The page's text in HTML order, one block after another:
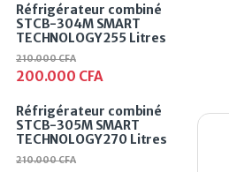
Réfrigérateur combiné
STCB-304M SMART
TECHNOLOGY 255 Litres
200.000 CFA
210.000CFA
Réfrigérateur combiné
STCB-305M SMART
TECHNOLOGY 270 Litres
210.000CFA